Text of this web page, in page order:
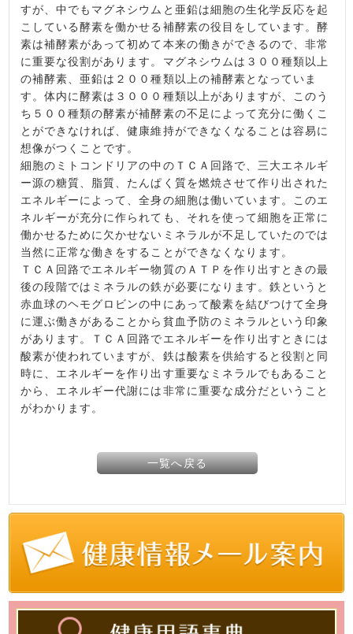
すが、中でもマグネシウムと亜鉛は細胞の生化学反応を起
こしている酵素を働かせる補酵素の役目をしています。酵
素は補酵素があって初めて本来の働きができるので、非常
に重要な役割があります。マグネシウムは３００種類以上
の補酵素、亜鉛は２００種類以上の補酵素となっていま
す。体内に酵素は３０００種類以上がありますが、このう
ち５００種類の酵素が補酵素の不足によって充分に働くこ
とができなければ、健康維持ができなくなることは容易に
想像がつくことです。
細胞のミトコンドリアの中のＴＣＡ回路で、三大エネルギ
ー源の糖質、脂質、たんぱく質を燃焼させて作り出された
エネルギーによって、全身の細胞は働いています。このエ
ネルギーが充分に作られても、それを使って細胞を正常に
働かせるために欠かせないミネラルが不足していたのでは
当然に正常な働きをすることができなくなります。
ＴＣＡ回路でエネルギー物質のＡＴＰを作り出すときの最
後の段階ではミネラルの鉄が必要になります。鉄というと
赤血球のヘモグロビンの中にあって酸素を結びつけて全身
に運ぶ働きがあることから貧血予防のミネラルという印象
があります。ＴＣＡ回路でエネルギーを作り出すときには
酸素が使われていますが、鉄は酸素を供給すると役割と同
時に、エネルギーを作り出す重要なミネラルでもあること
から、エネルギー代謝には非常に重要な成分だということ
がわかります。
一覧へ戻る